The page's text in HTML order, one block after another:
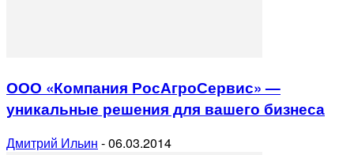
ООО «Компания РосАгроСервис» —
уникальные решения для вашего бизнеса
Дмитрий Ильин -06.03.2014